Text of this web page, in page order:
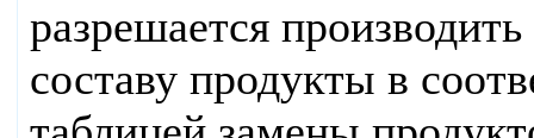
разрешается
составу продукты в